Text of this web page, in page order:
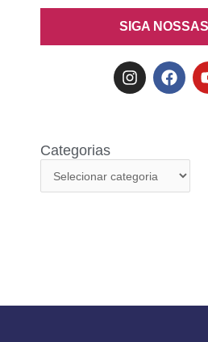
SIGA
Categorias